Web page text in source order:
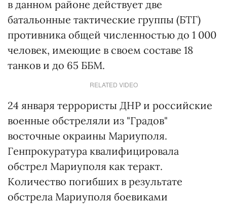
в данном районе действует две
батальонные тактические группы (БТГ)
противника общей численностью до 1 000
человек, имеющие в своем составе 18
танков и до 65 ББМ.
RELATED VIDEO
24 января террористы ДНР и российские
военные обстреляли из "Градов"
восточные окраины Мариуполя.
Генпрокуратура квалифицировала
обстрел Мариуполя как теракт.
Количество погибших в результате
обстрела Мариуполя боевиками